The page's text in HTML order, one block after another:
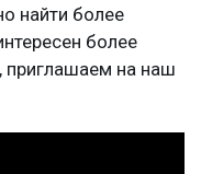
найти более
более
приглашаем на наш